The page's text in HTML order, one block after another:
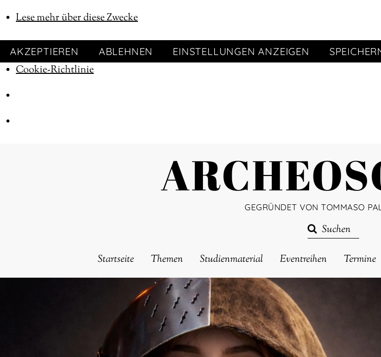
Lese mehr über diese Zwecke
AKZEPTIEREN ABLEHNEN EINSTELLUNGEN ANZEIGEN
Cookie-Richtlinie
GEGRÜNDET VON TOMMASO
Startseite Themen Studienmaterial Eventreihen Termine